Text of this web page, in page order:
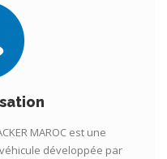
MAROC est une
développée par